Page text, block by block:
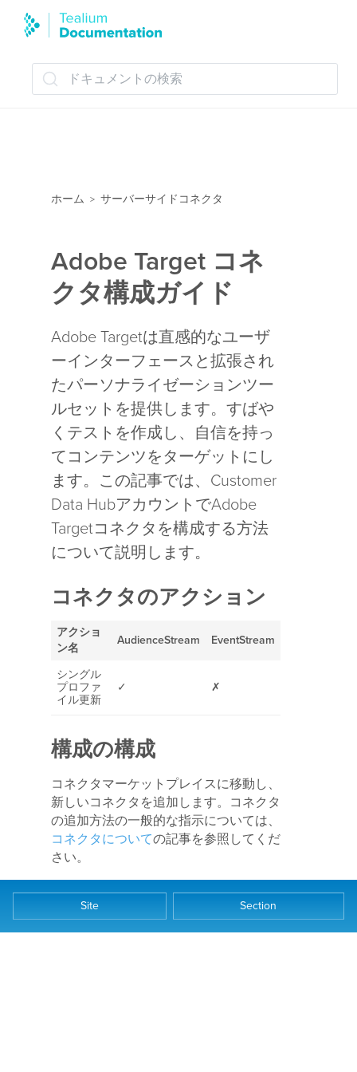
ドキュメントの検索
ホーム > サーバーサイドコネクタ
Adobe Target コネ
クタ構成ガイド
Adobe Targetは直感的なユーザ
ーインターフェースと拡張され
たパーソナライゼーションツー
ルセットを提供します。すばや
くテストを作成し、自信を持っ
てコンテンツをターゲットにし
ます。この記事では、Customer
Data HubアカウントでAdobe
Targetコネクタを構成する方法
について説明します。
コネクタのアクション
アクショ
ン名
AudienceStream EventStream
シングル
プロファ
イル更新
✓ ✗
構成の構成
コネクタマーケットプレイスに移動し、
新しいコネクタを追加します。コネクタ
の追加方法の一般的な指示については、
コネクタについての記事を参照してくだ
さい。
Adobe Targetが新規サイト訪問
の訪問プロファイルを作成す
Site Section